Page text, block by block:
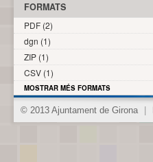
FORMATS
PDF (2)
dgn (1)
ZIP (1)
CSV (1)
MOSTRAR MÉS FORMATS
© 2013 Ajuntament de Girona